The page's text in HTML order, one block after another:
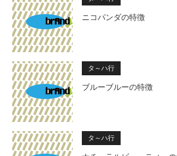
ニコパンダの特徴
タ～ハ行
ブルーブルーの特徴
タ～ハ行